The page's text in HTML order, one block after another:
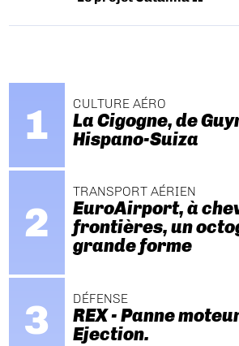
CULTURE AÉRO
La Cigogne, de
Hispano-Suiza
TRANSPORT AÉRIEN
EuroAirport, à
frontières, un
grande forme
DÉFENSE
REX - Panne
Ejection.